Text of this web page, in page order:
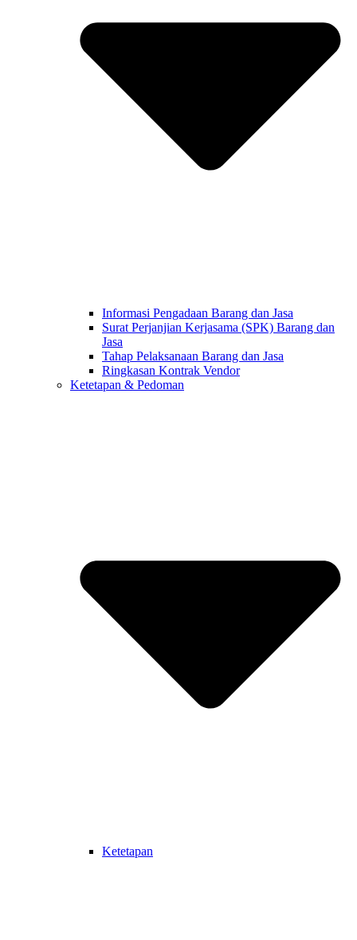
Informasi Pengadaan Barang dan Jasa
Surat Perjanjian Kerjasama (SPK) Barang dan
Jasa
Tahap Pelaksanaan Barang dan Jasa
Ringkasan Kontrak Vendor
Ketetapan & Pedoman
Ketetapan